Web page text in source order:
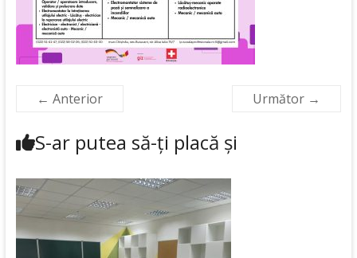
← Anterior Următor →
S-ar putea să-ți placă și